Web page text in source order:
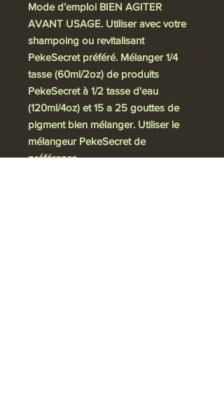
Mode d’emploi BIEN AGITER
AVANT USAGE. Utiliser avec votre
shampoing ou revitalisant
PekeSecret préféré. Mélanger 1/4
tasse (60ml/2oz) de produits
PekeSecret à 1/2 tasse d'eau
(120ml/4oz) et 15 a 25 gouttes de
pigment bien mélanger. Utiliser le
mélangeur PekeSecret de
préférence.